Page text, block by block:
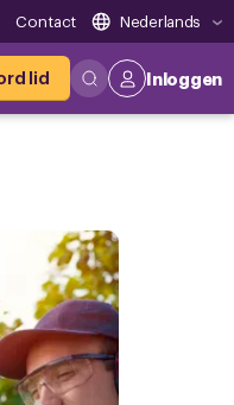
Contact Nederlands
lid Inloggen